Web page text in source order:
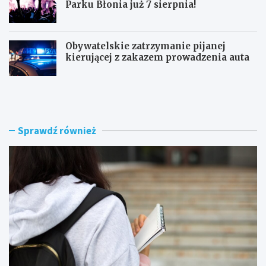
Parku Błonia już 7 sierpnia!
Obywatelskie zatrzymanie pijanej
kierującej z zakazem prowadzenia auta
G
y
a
W
o
j
c
i
B
n
o
m
i
e
m
–
Sprawdź również